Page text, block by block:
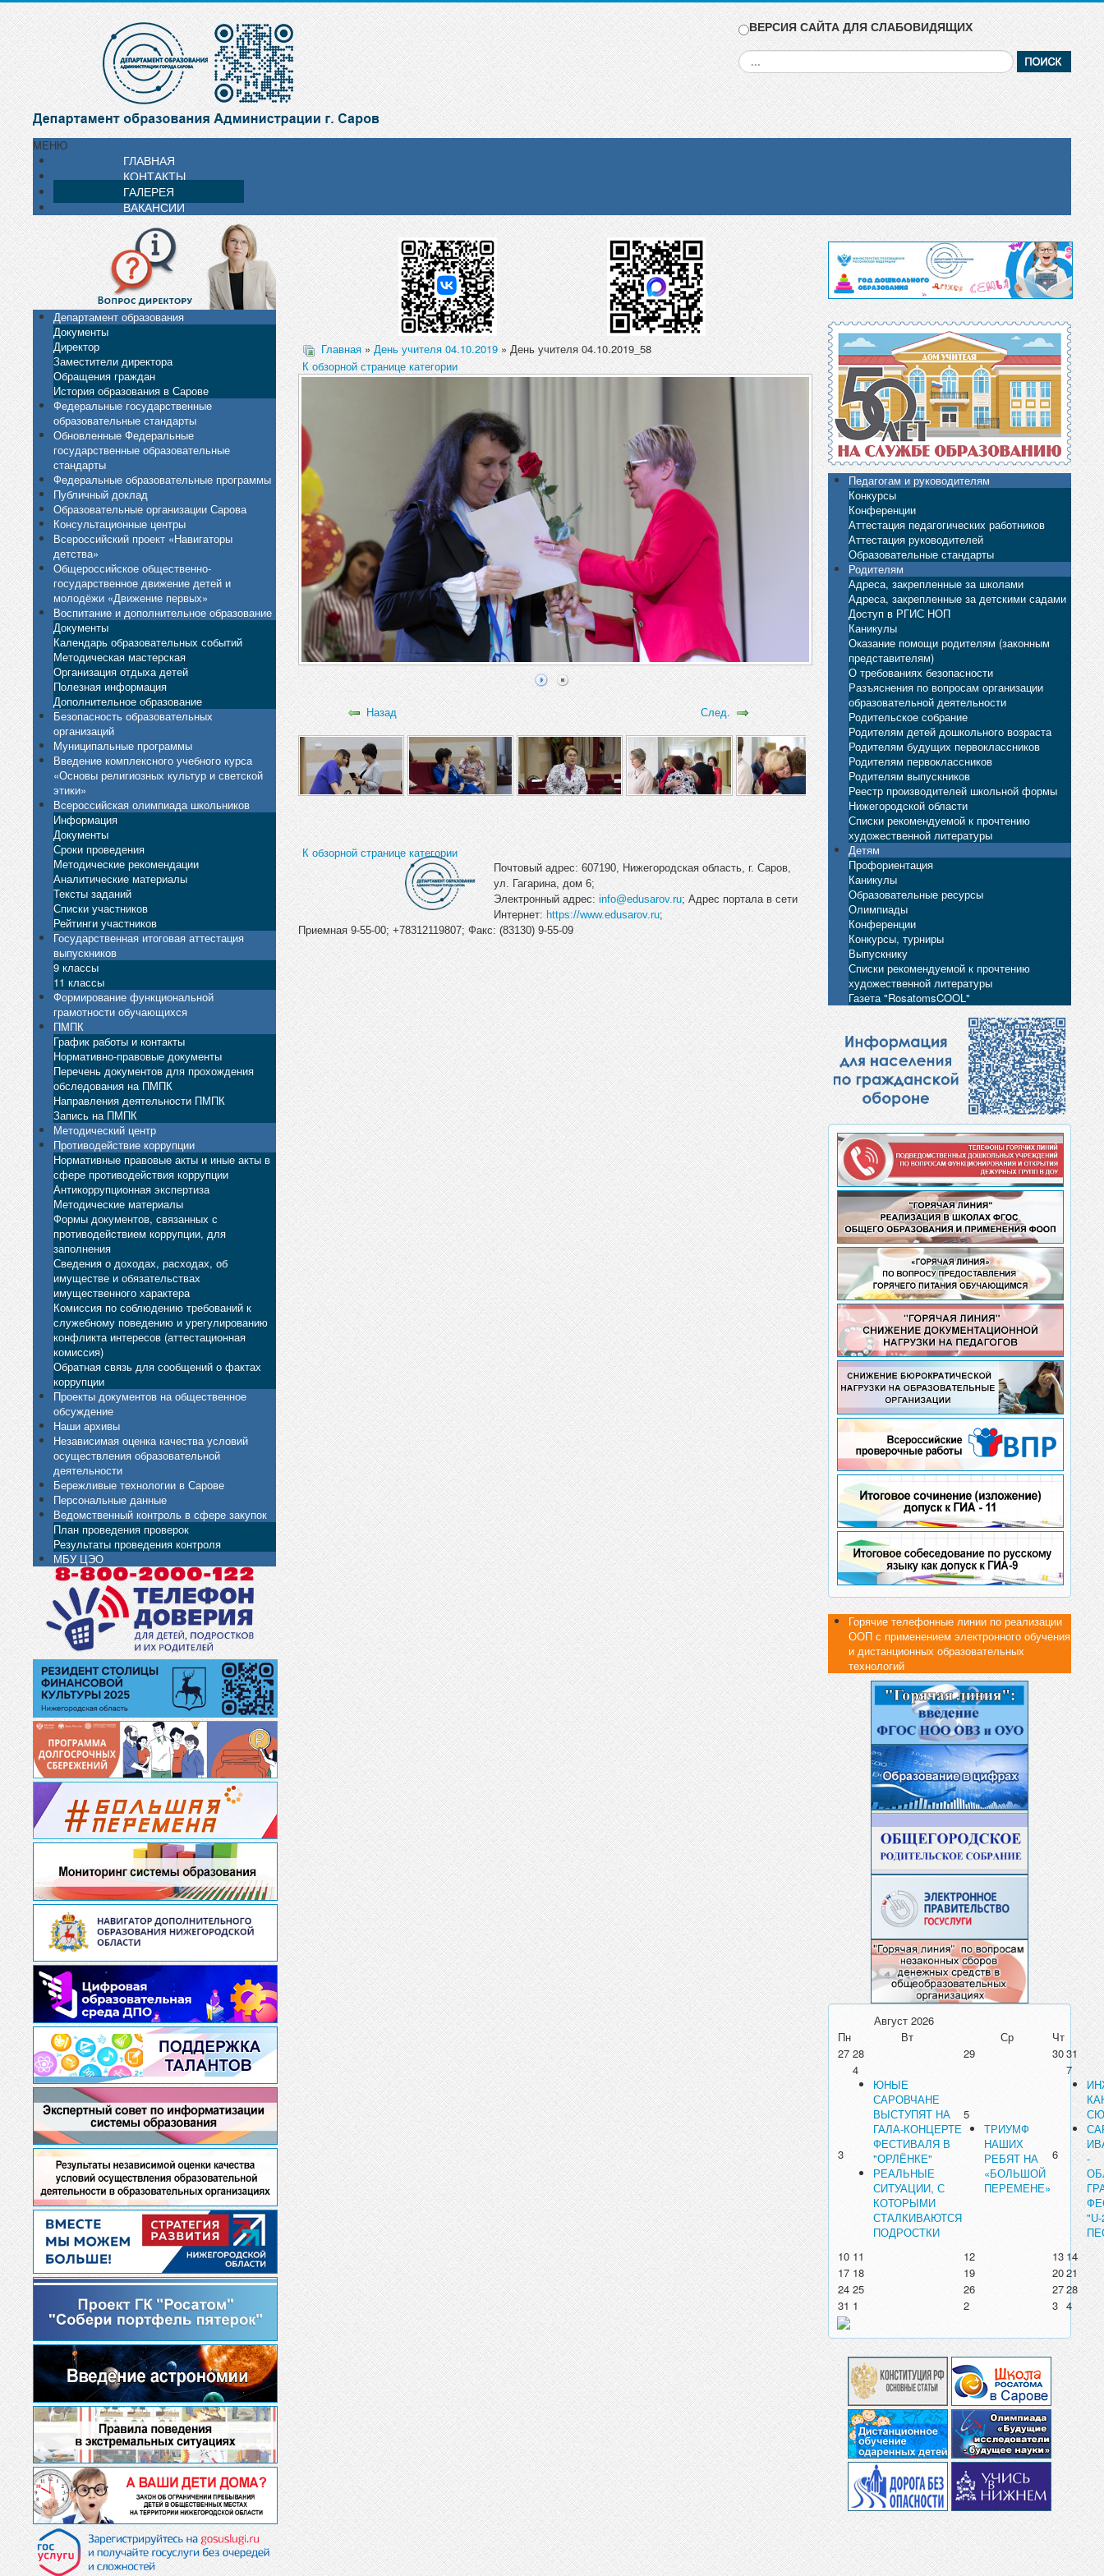
ВЕРСИЯ САЙТА ДЛЯ СЛАБОВИДЯЩИХ
Искать...
МЕНЮ
ГЛАВНАЯ
КОНТАКТЫ
ГАЛЕРЕЯ
ВАКАНСИИ
Департамент образования
Документы
Директор
Заместители директора
Обращения граждан
История образования в Сарове
Федеральные государственные
образовательные стандарты
Обновленные Федеральные
государственные образовательные
стандарты
Федеральные образовательные программы
Публичный доклад
Образовательные организации Сарова
Консультационные центры
Всероссийский проект «Навигаторы
детства»
Общероссийское общественно-
государственное движение детей и
молодёжи «Движение первых»
Воспитание и дополнительное образование
Документы
Календарь образовательных событий
Методическая мастерская
Организация отдыха детей
Полезная информация
Дополнительное образование
Безопасность образовательных
организаций
Муниципальные программы
Введение комплексного учебного курса
«Основы религиозных культур и светской
этики»
Всероссийская олимпиада школьников
Информация
Документы
Сроки проведения
Методические рекомендации
Аналитические материалы
Тексты заданий
Списки участников
Рейтинги участников
Государственная итоговая аттестация
выпускников
9 классы
11 классы
Формирование функциональной
грамотности обучающихся
ПМПК
График работы и контакты
Нормативно-правовые документы
Перечень документов для прохождения
обследования на ПМПК
Направления деятельности ПМПК
Запись на ПМПК
Методический центр
Противодействие коррупции
Нормативные правовые акты и иные акты в
сфере противодействия коррупции
Антикоррупционная экспертиза
Методические материалы
Формы документов, связанных с
противодействием коррупции, для
заполнения
Сведения о доходах, расходах, об
имуществе и обязательствах
имущественного характера
Комиссия по соблюдению требований к
служебному поведению и урегулированию
конфликта интересов (аттестационная
комиссия)
Обратная связь для сообщений о фактах
коррупции
Проекты документов на общественное
обсуждение
Наши архивы
Независимая оценка качества условий
осуществления образовательной
деятельности
Бережливые технологии в Сарове
Персональные данные
Ведомственный контроль в сфере закупок
План проведения проверок
Результаты проведения контроля
МБУ ЦЭО
Главная»День учителя 04.10.2019» День учителя 04.10.2019_58
К обзорной странице категории
Назад След.
К обзорной странице категории
Почтовый адрес: 607190, Нижегородская область, г. Саров,
ул. Гагарина, дом 6;
Электронный адрес:info@edusarov.ru; Адрес портала в сети
Интернет:https://www.edusarov.ru;
Приемная 9-55-00; +78312119807; Факс: (83130) 9-55-09
Педагогам и руководителям
Конкурсы
Конференции
Аттестация педагогических работников
Аттестация руководителей
Образовательные стандарты
Родителям
Адреса, закрепленные за школами
Адреса, закрепленные за детскими садами
Доступ в РГИС НОП
Каникулы
Оказание помощи родителям (законным
представителям)
О требованиях безопасности
Разъяснения по вопросам организации
образовательной деятельности
Родительское собрание
Родителям детей дошкольного возраста
Родителям будущих первоклассников
Родителям первоклассников
Родителям выпускников
Реестр производителей школьной формы
Нижегородской области
Списки рекомендуемой к прочтению
художественной литературы
Детям
Профориентация
Каникулы
Образовательные ресурсы
Олимпиады
Конференции
Конкурсы, турниры
Выпускнику
Списки рекомендуемой к прочтению
художественной литературы
Газета "RosatomsCOOL"
Горячие телефонные линии по реализации
ООП с применением электронного обучения
и дистанционных образовательных
технологий
Август 2026
Пн
Вт Ср
Чт
27 28 29 3031
3
4
ЮНЫЕ
САРОВЧАНЕ
ВЫСТУПЯТ НА
ГАЛА-КОНЦЕРТЕ
ФЕСТИВАЛЯ В
"ОРЛЁНКЕ"
РЕАЛЬНЫЕ
СИТУАЦИИ, С
КОТОРЫМИ
СТАЛКИВАЮТСЯ
ПОДРОСТКИ
5
ТРИУМФ
НАШИХ
РЕБЯТ НА
«БОЛЬШОЙ
ПЕРЕМЕНЕ»
6
7
-
10 11 12 13 14
17 18 19 2021
24 25 26 2728
31 1 2 3 4